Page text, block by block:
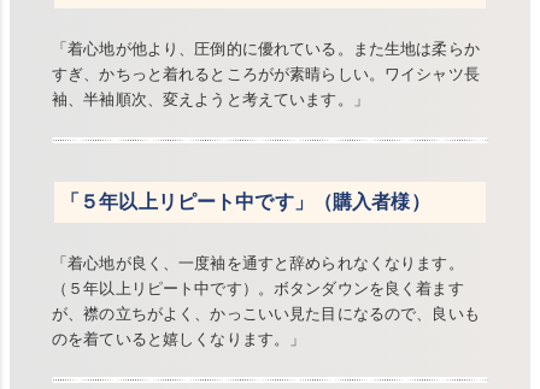
「着心地が他より、圧倒的に優れている。また生地は柔らか
すぎ、かちっと着れるところがが素晴らしい。ワイシャツ長
袖、半袖順次、変えようと考えています。」
「５年以上リピート中です」（購入者様）
「着心地が良く、一度袖を通すと辞められなくなります。
（５年以上リピート中です）。ボタンダウンを良く着ます
が、襟の立ちがよく、かっこいい見た目になるので、良いも
のを着ていると嬉しくなります。」